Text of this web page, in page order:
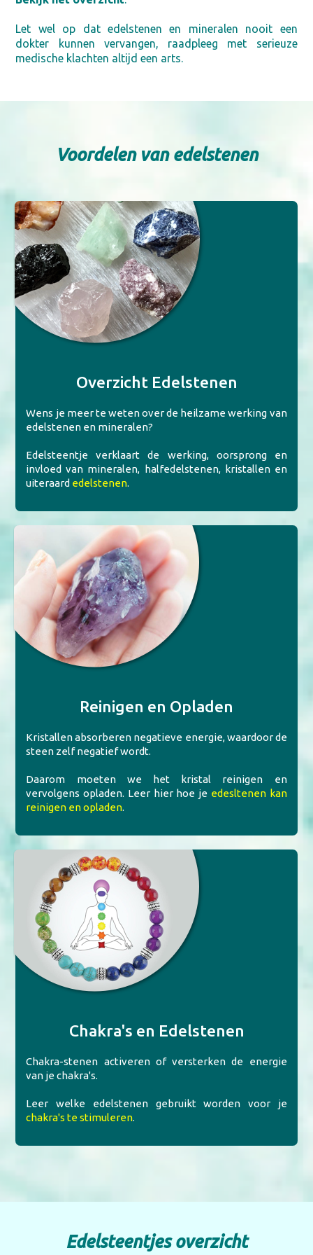
Let wel op dat edelstenen en mineralen nooit een
dokter kunnen vervangen, raadpleeg met serieuze
medische klachten altijd een arts.
Voordelen van edelstenen
Overzicht Edelstenen
Wens je meer te weten over de heilzame werking van
edelstenen en mineralen?
Edelsteentje verklaart de werking, oorsprong en
invloed van mineralen, halfedelstenen, kristallen en
uiteraard edelstenen.
Reinigen en Opladen
Kristallen absorberen negatieve energie, waardoor de
steen zelf negatief wordt.
Daarom moeten we het kristal reinigen en
vervolgens opladen. Leer hier hoe je edesltenen kan
reinigen en opladen.
Chakra's en Edelstenen
Chakra-stenen activeren of versterken de energie
van je chakra's.
Leer welke edelstenen gebruikt worden voor je
chakra's te stimuleren.
Edelsteentjes overzicht